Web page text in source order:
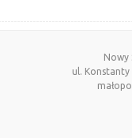
Nowy
ul. Konstanty